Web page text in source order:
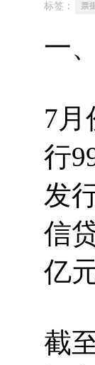
标签： 票
一
7月
行
发
信
亿元
截